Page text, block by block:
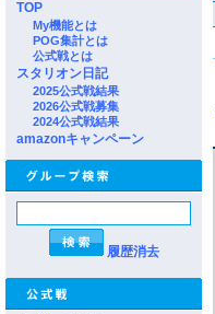
TOP
My機能とは
POG集計とは
公式戦とは
スタリオン日記
2025公式戦結果
2026公式戦募集
2024公式戦結果
amazonキャンペーン
履歴消去